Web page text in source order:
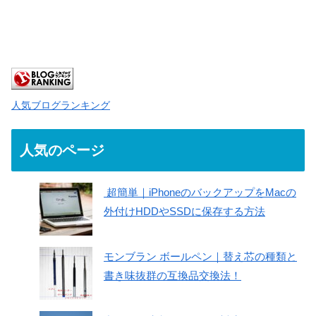
人気ブログランキング
人気のページ
超簡単｜iPhoneのバックアップをMacの
外付けHDDやSSDに保存する方法
モンブラン ボールペン｜替え芯の種類と
書き味抜群の互換品交換法！